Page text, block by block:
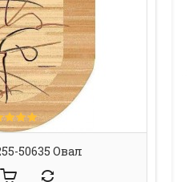
50635 Овал